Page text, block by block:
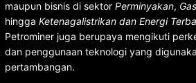
maupun bisnis di sektor Perminyakan,
hingga Ketenagalistrikan dan Energi
Petrominer juga berupaya mengikuti
dan penggunaan teknologi yang
pertambangan.